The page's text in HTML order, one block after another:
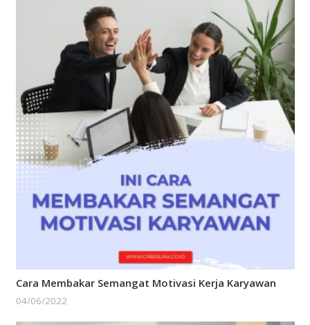
Cara Membakar Semangat Motivasi Kerja Karyawan
04/06/2022